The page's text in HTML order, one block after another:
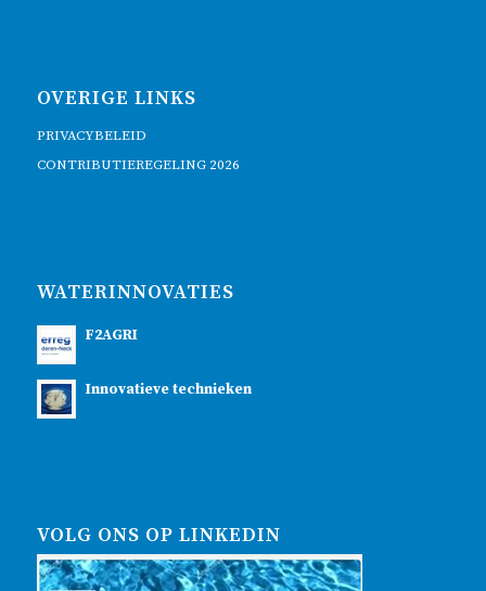
OVERIGE LINKS
PRIVACYBELEID
CONTRIBUTIEREGELING 2026
WATERINNOVATIES
F2AGRI
Innovatieve technieken
VOLG ONS OP LINKEDIN